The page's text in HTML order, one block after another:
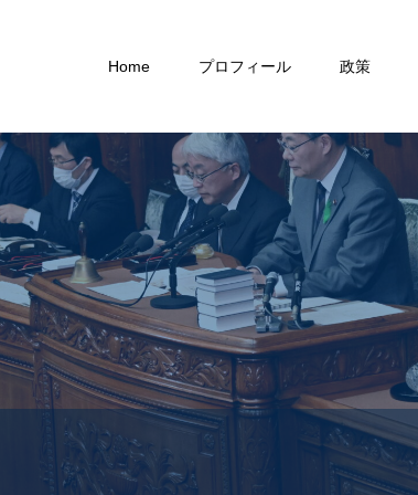
Home プロフィール 政策